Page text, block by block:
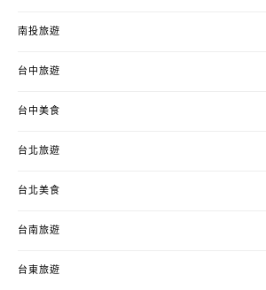
南投旅遊
台中旅遊
台中美食
台北旅遊
台北美食
台南旅遊
台東旅遊